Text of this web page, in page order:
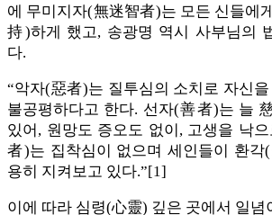
에 무미지자(無迷智者)는 모든 신들에
持)하게 했고, 송광명 역시 사부님의
다.
“악자(惡者)는 질투심의 소치로 자신
불공평하다고 한다. 선자(善者)는 늘
있어, 원망도 증오도 없이, 고생을 낙
者)는 집착심이 없으며 세인들이 환각
용히 지켜보고 있다.”[1]
이에 따라 심령(心靈) 깊은 곳에서 일념